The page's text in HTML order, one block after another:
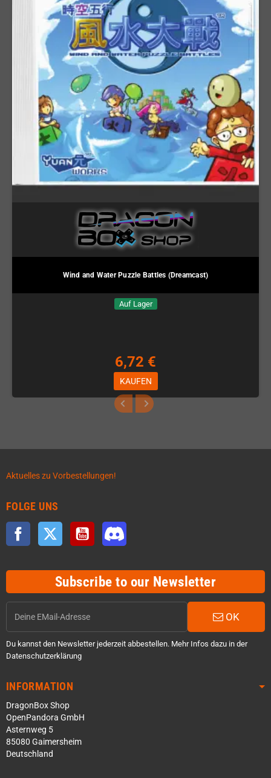
Wind and Water Puzzle Battles (Dreamcast)
Auf Lager
6,72 €
KAUFEN
Aktuelles zu Vorbestellungen!
FOLGE UNS
Facebook Twitter YouTube
Subscribe to our Newsletter
OK
Du kannst den Newsletter jederzeit abbestellen. Mehr Infos dazu in der
Datenschutzerklärung
INFORMATION
DragonBox Shop
OpenPandora GmbH
Asternweg 5
85080 Gaimersheim
Deutschland